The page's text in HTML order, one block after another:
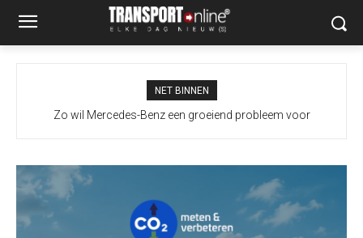
NET BINNEN
Zo wil Mercedes-Benz een groeiend probleem voor